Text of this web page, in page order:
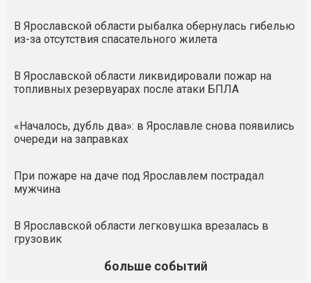
В Ярославской области рыбалка обернулась гибелью
из-за отсутствия спасательного жилета
В Ярославской области ликвидировали пожар на
топливных резервуарах после атаки БПЛА
«Началось, дубль два»: в Ярославле снова появились
очереди на заправках
При пожаре на даче под Ярославлем пострадал
мужчина
В Ярославской области легковушка врезалась в
грузовик
больше событий